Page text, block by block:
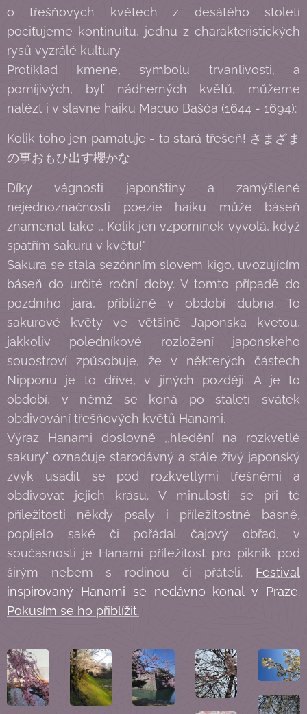
o třešňových květech z desátého století
pociťujeme kontinuitu, jednu z charakteristických
rysů vyzrálé kultury.
Protiklad kmene, symbolu trvanlivosti, a
pomíjivých, byť nádherných květů, můžeme
nalézt i v slavné haiku Macuo Bašóa (1644 - 1694):
Kolik toho jen pamatuje - ta stará třešeň! さまざま
の事おもひ出す櫻かな
Díky vágnosti japonštiny a zamýšlené
nejednoznačnosti poezie haiku může báseň
znamenat také ,, Kolik jen vzpomínek vyvolá, když
spatřím sakuru v květu!"
Sakura se stala sezónním slovem kigo, uvozujícím
báseň do určité roční doby. V tomto případě do
pozdního jara, přibližně v období dubna. To
sakurové květy ve většině Japonska kvetou,
jakkoliv poledníkové rozložení japonského
souostroví způsobuje, že v některých částech
Nipponu je to dříve, v jiných později. A je to
období, v němž se koná po staletí svátek
obdivování třešňových květů Hanami.
Výraz Hanami doslovně ,,hledění na rozkvetlé
sakury" označuje starodávný a stále živý japonský
zvyk usadit se pod rozkvetlými třešněmi a
obdivovat jejich krásu. V minulosti se při té
příležitosti někdy psaly i příležitostné básně,
popíjelo saké či pořádal čajový obřad, v
současnosti je Hanami příležitost pro piknik pod
širým nebem s rodinou či přáteli. Festival
inspirovaný Hanami se nedávno konal v Praze.
Pokusím se ho přiblížit.